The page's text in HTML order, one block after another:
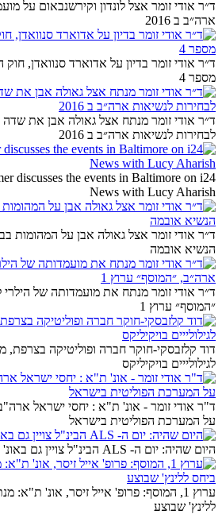
ד״ר אודי זומר אצל לונדון וקירשנבאום על
ארה״ב ב 2016
ד״ר אודי זומר בדיון על אדוארד סנוואדן,
מספר 4
ד״ר אודי זומר מנתח אצל גאולה אבן את שדה
לבחירות לנשיאות ארה״ב ב 2016
discusses the events in Baltimore on i24
News with Lucy Aharish
ד״ר אודי זומר אצל גאולה אבן על המהומות
הנשיא אובמה
ד״ר אודי זומר מנתח את מועמדותה של הילרי
״המוסף״ ערוץ 1
דוד קלזבסקי-חוקר חברה ופוליטיקה בצרפת,
לגילולייים בויקיליקס
ד"ר אודי זומר - אונ' ת"א : יחסי ישראל
על המערכת הפוליטית בישראל
היום שהיה: יום ה- ALS הבינ"ל צויין גם באונ' ת"א
ערוץ 1, המוסף: פרופ' אייל זיסר, אונ'
ללינץ' שבוצע